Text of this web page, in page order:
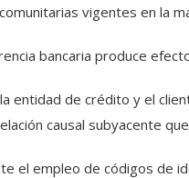
vigentes en la
bancaria produce
entidad de crédito y el
causal subyacente
el empleo de códigos de